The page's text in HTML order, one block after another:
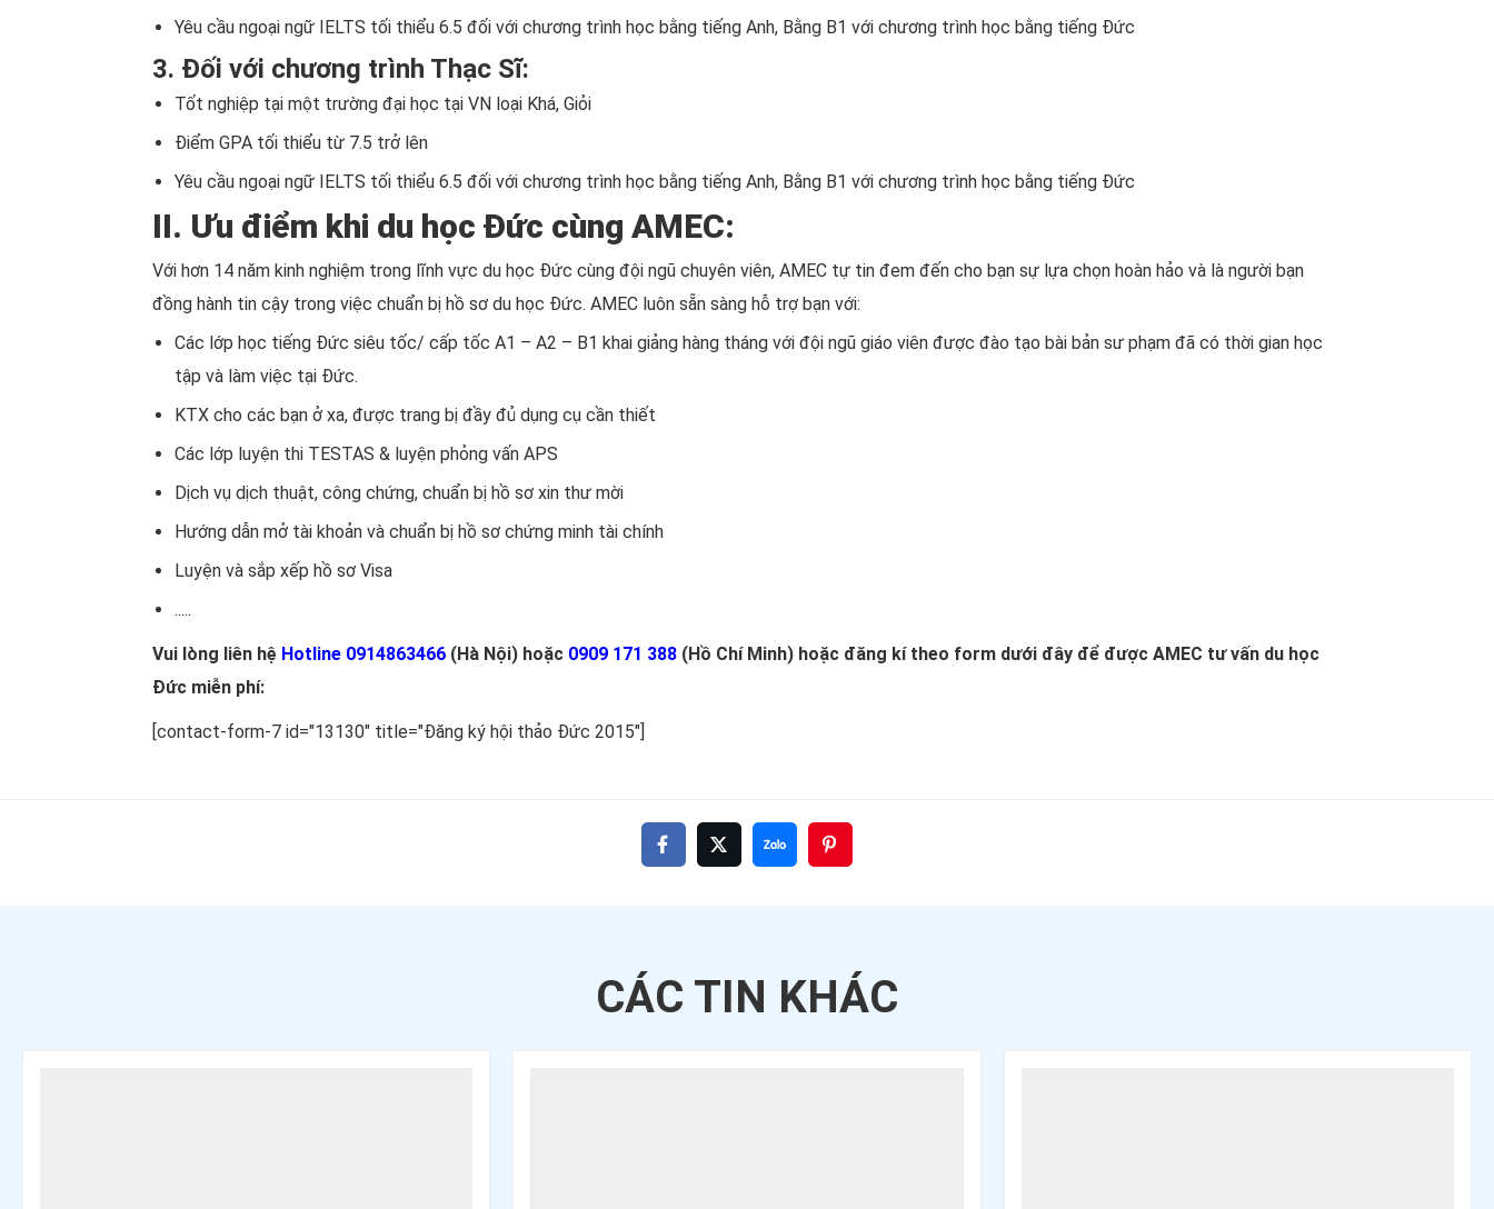
Yêu cầu ngoại ngữ IELTS tối thiểu 6.5 đối với chương trình học bằng tiếng Anh, Bằng B1 với chương trình học bằng tiếng Đức
3. Đối với chương trình Thạc Sĩ:
Tốt nghiệp tại một trường đại học tại VN loại Khá, Giỏi
Điểm GPA tối thiểu từ 7.5 trở lên
Yêu cầu ngoại ngữ IELTS tối thiểu 6.5 đối với chương trình học bằng tiếng Anh, Bằng B1 với chương trình học bằng tiếng Đức
II. Ưu điểm khi du học Đức cùng AMEC:
Với hơn 14 năm kinh nghiệm trong lĩnh vực du học Đức cùng đội ngũ chuyên viên, AMEC tự tin đem đến cho bạn sự lựa chọn hoàn hảo và là người bạn
đồng hành tin cậy trong việc chuẩn bị hồ sơ du học Đức. AMEC luôn sẵn sàng hỗ trợ bạn với:
Các lớp học tiếng Đức siêu tốc/ cấp tốc A1 – A2 – B1 khai giảng hàng tháng với đội ngũ giáo viên được đào tạo bài bản sư phạm đã có thời gian học
tập và làm việc tại Đức.
KTX cho các bạn ở xa, được trang bị đầy đủ dụng cụ cần thiết
Các lớp luyện thi TESTAS & luyện phỏng vấn APS
Dịch vụ dịch thuật, công chứng, chuẩn bị hồ sơ xin thư mời
Hướng dẫn mở tài khoản và chuẩn bị hồ sơ chứng minh tài chính
Luyện và sắp xếp hồ sơ Visa
.....
Vui lòng liên hệ Hotline 0914863466 (Hà Nội) hoặc 0909 171 388 (Hồ Chí Minh) hoặc đăng kí theo form dưới đây để được AMEC tư vấn du học
Đức miễn phí:
[contact-form-7 id="13130" title="Đăng ký hội thảo Đức 2015"]
CÁC TIN KHÁC